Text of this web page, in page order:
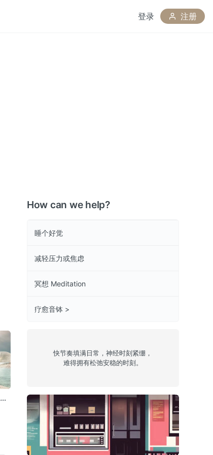
登录 注册
Episode 47:
Abe Mangger
Episode 31:
Datassette
jazzy 18
How can we help?
睡个好觉
减轻压力或焦虑
冥想 Meditation
疗愈音钵 >
快节奏填满日常，神经时刻紧绷，
难得拥有松弛安稳的时刻。
哥伦比亚咖啡馆